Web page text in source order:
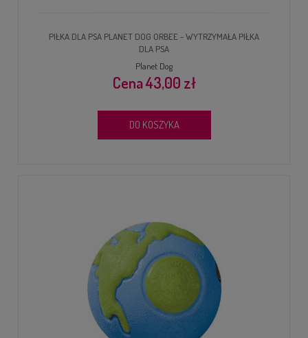
PIŁKA DLA PSA PLANET DOG ORBEE - WYTRZYMAŁA PIŁKA
DLA PSA
Planet Dog
43,00 zł
DO KOSZYKA